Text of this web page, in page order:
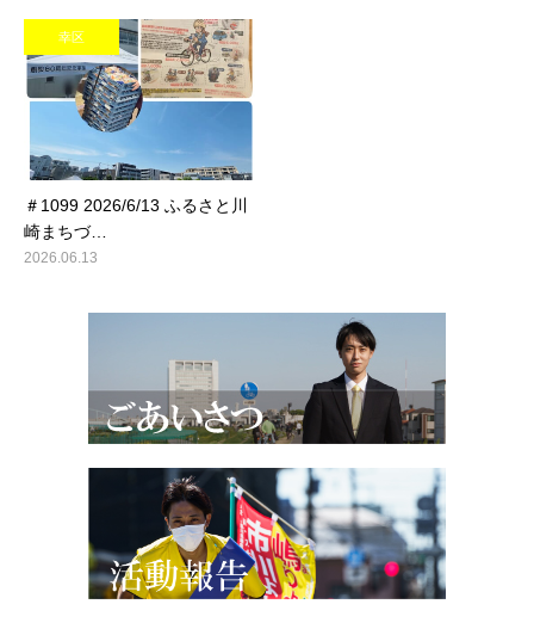
幸区
＃1099 2026/6/13 ふるさと川
崎まちづ…
2026.06.13